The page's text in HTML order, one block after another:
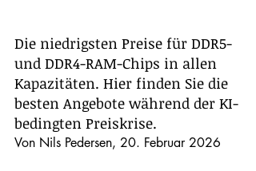
Die niedrigsten Preise für DDR5-
und DDR4-RAM-Chips in allen
Kapazitäten. Hier finden Sie die
besten Angebote während der KI-
bedingten Preiskrise.
Von Nils Pedersen, 20. Februar 2026